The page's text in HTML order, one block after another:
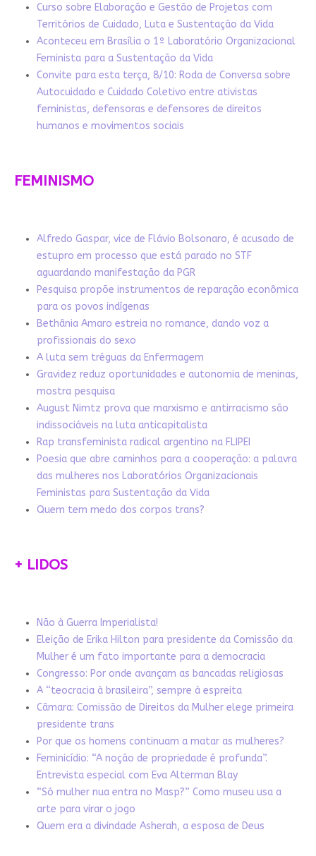
Curso sobre Elaboração e Gestão de Projetos com
Territórios de Cuidado, Luta e Sustentação da Vida
Aconteceu em Brasília o 1º Laboratório Organizacional
Feminista para a Sustentação da Vida
Convite para esta terça, 8/10: Roda de Conversa sobre
Autocuidado e Cuidado Coletivo entre ativistas
feministas, defensoras e defensores de direitos
humanos e movimentos sociais
FEMINISMO
Alfredo Gaspar, vice de Flávio Bolsonaro, é acusado de
estupro em processo que está parado no STF
aguardando manifestação da PGR
Pesquisa propõe instrumentos de reparação econômica
para os povos indígenas
Bethânia Amaro estreia no romance, dando voz a
profissionais do sexo
A luta sem tréguas da Enfermagem
Gravidez reduz oportunidades e autonomia de meninas,
mostra pesquisa
August Nimtz prova que marxismo e antirracismo são
indissociáveis na luta anticapitalista
Rap transfeminista radical argentino na FLIPEI
Poesia que abre caminhos para a cooperação: a palavra
das mulheres nos Laboratórios Organizacionais
Feministas para Sustentação da Vida
Quem tem medo dos corpos trans?
+ LIDOS
Não à Guerra Imperialista!
Eleição de Erika Hilton para presidente da Comissão da
Mulher é um fato importante para a democracia
Congresso: Por onde avançam as bancadas religiosas
A “teocracia à brasileira”, sempre à espreita
Câmara: Comissão de Direitos da Mulher elege primeira
presidente trans
Por que os homens continuam a matar as mulheres?
Feminicídio: “A noção de propriedade é profunda”.
Entrevista especial com Eva Alterman Blay
“Só mulher nua entra no Masp?” Como museu usa a
arte para virar o jogo
Quem era a divindade Asherah, a esposa de Deus